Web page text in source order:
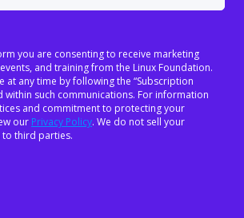
you are consenting to receive marketing
and training from the Linux Foundation.
at any time by following the “Subscription
within such communications. For information
and commitment to protecting your
our Privacy Policy. We do not sell your
third parties.